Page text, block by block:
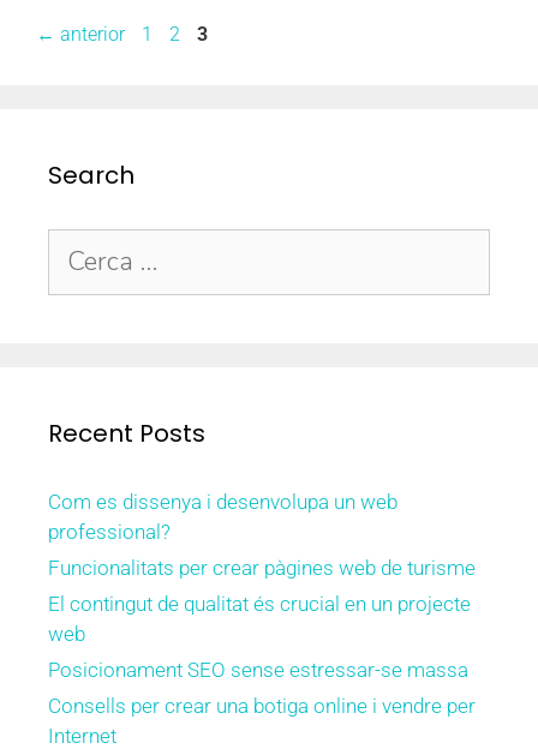
← anterior 1 2 3
Search
Recent Posts
Com es dissenya i desenvolupa un web
professional?
Funcionalitats per crear pàgines web de turisme
El contingut de qualitat és crucial en un projecte
web
Posicionament SEO sense estressar-se massa
Consells per crear una botiga online i vendre per
Internet